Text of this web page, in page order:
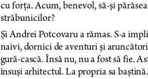
cu forța. Acum, benevol, să-și
străbunicilor?
Și Andrei Potcovaru a rămas. S-a
naivi, dornici de aventuri și
gură-cască. Însă nu, nu a fost să fie.
însuși arhitectul. La propria sa